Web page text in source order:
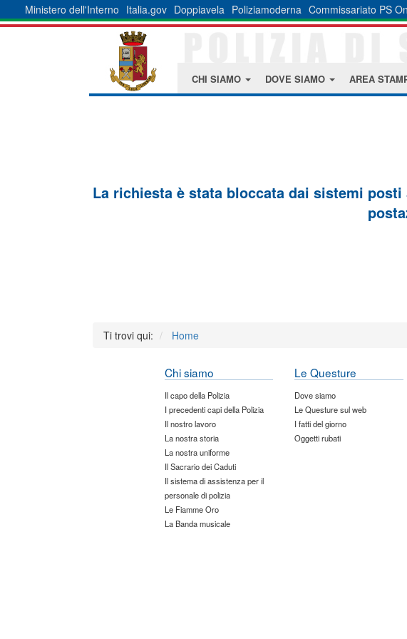
Ministero dell'Interno Italia.gov Doppiavela Poliziamoderna Commissariato PS
CHI SIAMO DOVE SIAMO AREA
La richiesta è stata bloccata dai sistemi
Ti trovi qui: Home
Chi siamo
Il capo della Polizia
I precedenti capi della Polizia
Il nostro lavoro
La nostra storia
La nostra uniforme
Il Sacrario dei Caduti
Il sistema di assistenza per il
personale di polizia
Le Fiamme Oro
La Banda musicale
Le Questure
Dove siamo
Le Questure sul web
I fatti del giorno
Oggetti rubati